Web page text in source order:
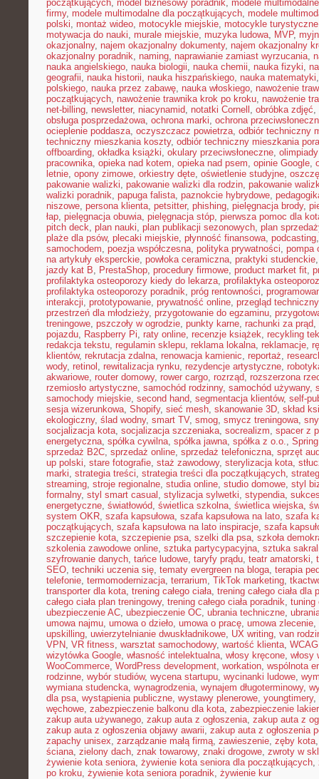
początkujących, model biznesowy poradnik, modele multimodalne
firmy, modele multimodalne dla początkujących, modele
polski, montaż wideo, motocykle miejskie, motocykle turystyczne
motywacja do nauki, murale miejskie, muzyka ludowa, MVP,
okazjonalny, najem okazjonalny dokumenty, najem okazjonalny
okazjonalny poradnik, naming, naprawianie zamiast wyrzucania,
nauka angielskiego, nauka biologii, nauka chemii, nauka fizyki,
geografii, nauka historii, nauka hiszpańskiego, nauka matematyki
polskiego, nauka przez zabawę, nauka włoskiego, nawożenie
początkujących, nawożenie trawnika krok po kroku, nawożenie
net-billing, newsletter, niacynamid, notatki Cornell , obróbka zdjęć,
obsługa posprzedażowa, ochrona marki, ochrona
ocieplenie poddasza, oczyszczacz powietrza, odbiór techniczny
techniczny mieszkania koszty, odbiór techniczny mieszkania
offboarding, okładka książki, okulary przeciwsłoneczne,
pracownika, opieka nad kotem, opieka nad psem, opinie Google,
letnie, opony zimowe, orkiestry dęte, oświetlenie studyjne,
pakowanie walizki, pakowanie walizki dla rodzin, pakowanie
walizki poradnik, papuga falista, paznokcie hybrydowe,
niszowe, persona klienta, petsitter, phishing, pielęgnacja brody,
łap, pielęgnacja obuwia, pielęgnacja stóp, pierwsza pomoc dla
pitch deck, plan nauki, plan publikacji sezonowych, plan
plaże dla psów, plecaki miejskie, płynność finansowa, podcasting
samochodem, poezja współczesna, polityka prywatności, pompa
na artykuły eksperckie, powłoka ceramiczna, praktyki studenckie
jazdy kat B, PrestaShop, procedury firmowe, product market fit,
profilaktyka osteoporozy kiedy do lekarza, profilaktyka
profilaktyka osteoporozy poradnik, próg rentowności,
interakcji, prototypowanie, prywatność online, przegląd techniczny
przestrzeń dla młodzieży, przygotowanie do egzaminu,
treningowe, pszczoły w ogrodzie, punkty karne, rachunki za prąd,
pojazdu, Raspberry Pi, raty online, recenzje książek, recykling
redakcja tekstu, regulamin sklepu, reklama lokalna, reklamacje,
klientów, rekrutacja zdalna, renowacja kamienic, reportaż,
wody, retinol , rewitalizacja rynku, rezydencje artystyczne,
akwariowe, router domowy, rower cargo, rozrząd, rozszerzona
rzemiosło artystyczne, samochód rodzinny, samochód używany,
samochody miejskie, second hand, segmentacja klientów, self-
sesja wizerunkowa, Shopify, sieć mesh, skanowanie 3D, skład
ekologiczny, ślad wodny, smart TV, smog, smycz treningowa,
socjalizacja kota, socjalizacja szczeniaka, socrealizm, spacer z
energetyczna, spółka cywilna, spółka jawna, spółka z o.o.,
sprzedaż B2C, sprzedaż online, sprzedaż telefoniczna, sprzęt
up polski, stare fotografie, staż zawodowy, sterylizacja kota,
marki, strategia treści, strategia treści dla początkujących,
streaming, stroje regionalne, studia online, studio domowe, styl
formalny, styl smart casual , stylizacja sylwetki, stypendia,
energetyczne, światłowód, świetlica szkolna, świetlica wiejska,
system OKR, szafa kapsułowa, szafa kapsułowa na lato, szafa
początkujących, szafa kapsułowa na lato inspiracje, szafa
szczepienie kota, szczepienie psa, szelki dla psa, szkoła
szkolenia zawodowe online, sztuka partycypacyjna, sztuka
szyfrowanie danych, tańce ludowe, taryfy prądu, teatr amatorski,
SEO, techniki uczenia się, tematy evergreen na bloga, terapia
telefonie, termomodernizacja, terrarium, TikTok marketing,
transporter dla kota, trening całego ciała, trening całego ciała dla
całego ciała plan treningowy, trening całego ciała poradnik, tuning
ubezpieczenie AC, ubezpieczenie OC, ubrania techniczne,
umowa najmu, umowa o dzieło, umowa o pracę, umowa zlecenie,
upskilling, uwierzytelnianie dwuskładnikowe, UX writing, van
VPN, VR fitness, warsztat samochodowy, wartość klienta, WCAG
wizytówka Google, własność intelektualna, włosy kręcone, włosy
WooCommerce, WordPress development, workation, wspólnota
rodzinne, wybór studiów, wycena startupu, wycinanki ludowe,
wymiana studencka, wynagrodzenia, wynajem długoterminowy,
dla psa, wystąpienia publiczne, wystawy plenerowe, youngtimery,
węchowe, zabezpieczenie balkonu dla kota, zabezpieczenie
zakup auta używanego, zakup auta z ogłoszenia, zakup auta z
zakup auta z ogłoszenia objawy awarii, zakup auta z ogłoszenia
zapachy unisex, zarządzanie małą firmą, zawieszenie, zęby kota
ściana, zielony dach, znak towarowy, znaki drogowe, zwroty w
żywienie kota seniora, żywienie kota seniora dla początkujących,
po kroku, żywienie kota seniora poradnik, żywienie kur